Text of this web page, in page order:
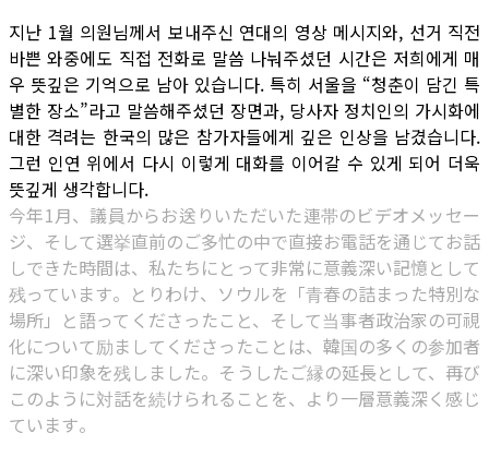
지난 1월 의원님께서 보내주신 연대의 영상 메시지와, 선거 직전
바쁜 와중에도 직접 전화로 말씀 나눠주셨던 시간은 저희에게 매
우 뜻깊은 기억으로 남아 있습니다. 특히 서울을 “청춘이 담긴 특
별한 장소”라고 말씀해주셨던 장면과, 당사자 정치인의 가시화에
대한 격려는 한국의 많은 참가자들에게 깊은 인상을 남겼습니다.
그런 인연 위에서 다시 이렇게 대화를 이어갈 수 있게 되어 더욱
뜻깊게 생각합니다.
今年1月、議員からお送りいただいた連帯のビデオメッセー
ジ、そして選挙直前のご多忙の中で直接お電話を通じてお話
しできた時間は、私たちにとって非常に意義深い記憶として
残っています。とりわけ、ソウルを「青春の詰まった特別な
場所」と語ってくださったこと、そして当事者政治家の可視
化について励ましてくださったことは、韓国の多くの参加者
に深い印象を残しました。そうしたご縁の延長として、再び
このように対話を続けられることを、より一層意義深く感じ
ています。